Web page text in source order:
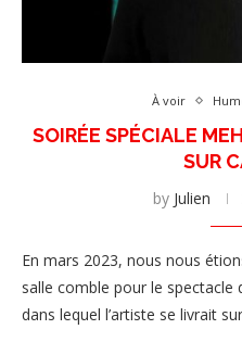
À voir
SOIRÉE SPÉCIALE
SUR
by Julien
En mars 2023, nous nous
salle comble pour le
dans lequel l’artiste se livrait